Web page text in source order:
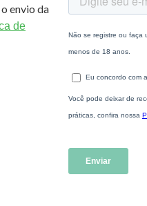
envio da
de